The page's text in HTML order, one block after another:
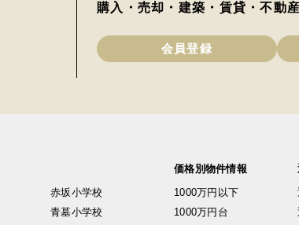
購入・売却・建築・賃貸・不動
会員登録
赤坂小学校
青墓小学校
価格別物件情報
1000万円以下
1000万円台